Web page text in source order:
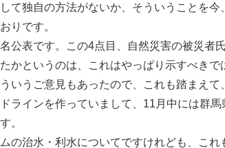
て独自の方法がないか、そういうことを
りです。
公表です。この4点目、自然災害の被災者
かというのは、これはやっぱり示すべき
いうご意見もあったので、これも踏まえ
ラインを作っていまして、11月中には群
。
の治水・利水についてですけれども、これ